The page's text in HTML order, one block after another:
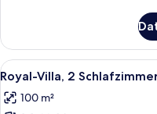
Villa,
Schlafzimmer
Alle
Fotos
für
20
Royal-Villa, 2
100 m²